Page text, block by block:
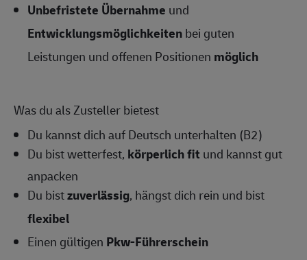
Unbefristete Übernahme und
Entwicklungsmöglichkeitenbei guten
Leistungen und offenen Positionen möglich
Was du als Zusteller bietest
Du kannst dich auf Deutsch unterhalten (B2)
Du bist wetterfest, körperlich fit und kannst gut
anpacken
Du bistzuverlässig, hängst dich rein und bist
flexibel
Einen gültigen Pkw-Führerschein